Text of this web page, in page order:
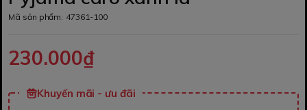
Mã sản phẩm: 47361-100
230.000₫
Khuyến mãi - ưu đãi